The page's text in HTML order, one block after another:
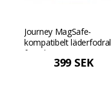
Journey MagSafe-
kompatibelt läderfodral
för iPhone 13 Pro Max -
Dark Brown Mörkbrun
399 SEK